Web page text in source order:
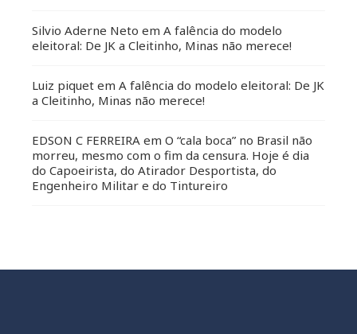
Silvio Aderne Neto em A falência do modelo
eleitoral: De JK a Cleitinho, Minas não merece!
Luiz piquet em A falência do modelo eleitoral: De JK
a Cleitinho, Minas não merece!
EDSON C FERREIRA em O “cala boca” no Brasil não
morreu, mesmo com o fim da censura. Hoje é dia
do Capoeirista, do Atirador Desportista, do
Engenheiro Militar e do Tintureiro